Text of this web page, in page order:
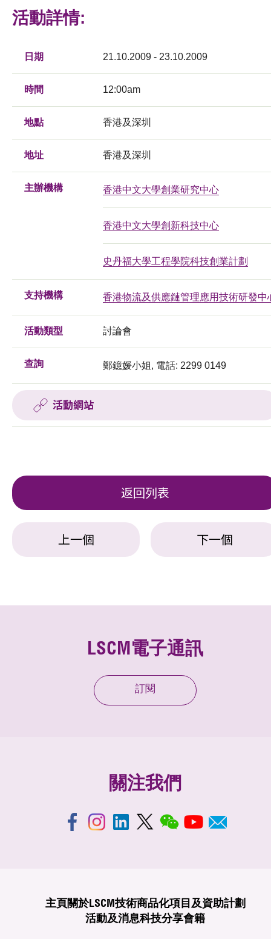
科技分享
活動詳情:
日期 21.10.2009 - 23.10.2009
時間 12:00am
地點 香港及深圳
地址 香港及深圳
主辦機構 香港中文大學創業研究中心
香港中文大學創新科技中心
史丹福大學工程學院科技創業計劃
支持機構 香港物流及供應鏈管理應用技術研發中
活動類型 討論會
查詢 鄭鐿媛小姐, 電話: 2299 0149
活動網站
返回列表
上一個 下一個
LSCM電子通訊
訂閱
關注我們
主頁 關於LSCM技術商品化項目及資助計劃
活動及消息科技分享會籍